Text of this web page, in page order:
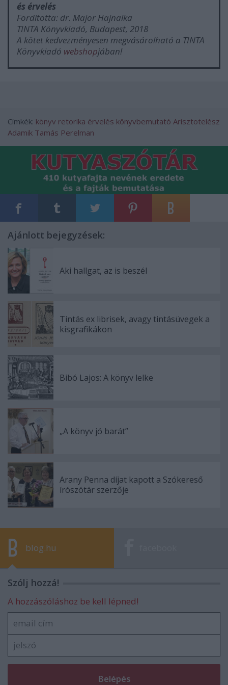
és érvelés
Fordította: dr. Major Hajnalka
TINTA Könyvkiadó, Budapest, 2018
A kötet kedvezményesen megvásárolható a TINTA
Könyvkiadó webshopjában!
Címkék: könyv retorika érvelés könyvbemutató Arisztotelész
Adamik Tamás Perelman
Ajánlott bejegyzések:
Aki hallgat, az is beszél
Tintás ex librisek, avagy tintásüvegek a
kisgrafikákon
Bibó Lajos: A könyv lelke
„A könyv jó barát”
Arany Penna díjat kapott a Szókereső
írószótár szerzője
blog.hu
Szólj hozzá!
A hozzászóláshoz be kell lépned!